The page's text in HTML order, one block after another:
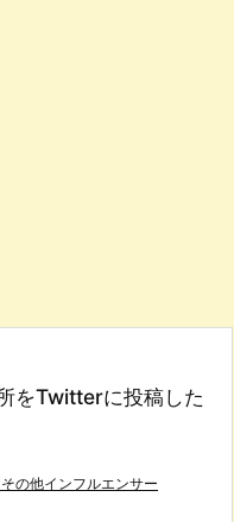
をTwitterに投稿した
の他インフルエンサー